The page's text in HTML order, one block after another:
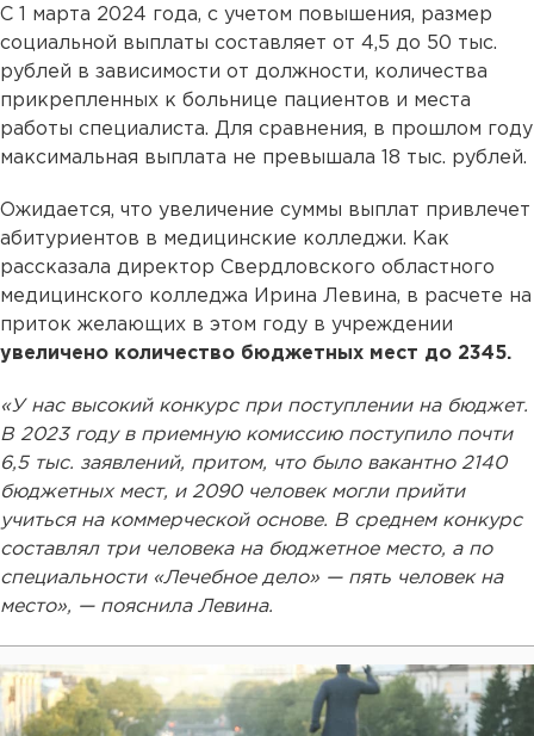
С 1 марта 2024 года, с учетом повышения, размер
социальной выплаты составляет от 4,5 до 50 тыс.
рублей в зависимости от должности, количества
прикрепленных к больнице пациентов и места
работы специалиста. Для сравнения, в прошлом году
максимальная выплата не превышала 18 тыс. рублей.
Ожидается, что увеличение суммы выплат привлечет
абитуриентов в медицинские колледжи. Как
рассказала директор Свердловского областного
медицинского колледжа Ирина Левина, в расчете на
приток желающих в этом году в учреждении
увеличено количество бюджетных мест до 2345.
«У нас высокий конкурс при поступлении на бюджет.
В 2023 году в приемную комиссию поступило почти
6,5 тыс. заявлений, притом, что было вакантно 2140
бюджетных мест, и 2090 человек могли прийти
учиться на коммерческой основе. В среднем конкурс
составлял три человека на бюджетное место, а по
специальности «Лечебное дело» — пять человек на
место», — пояснила Левина.